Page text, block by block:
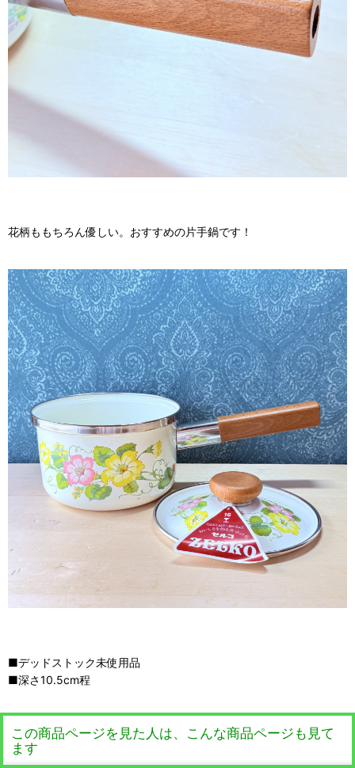
花柄ももちろん優しい。おすすめの片手鍋です！
■デッドストック未使用品
■深さ10.5cm程
この商品ページを見た人は、こんな商品ページも見て
ます